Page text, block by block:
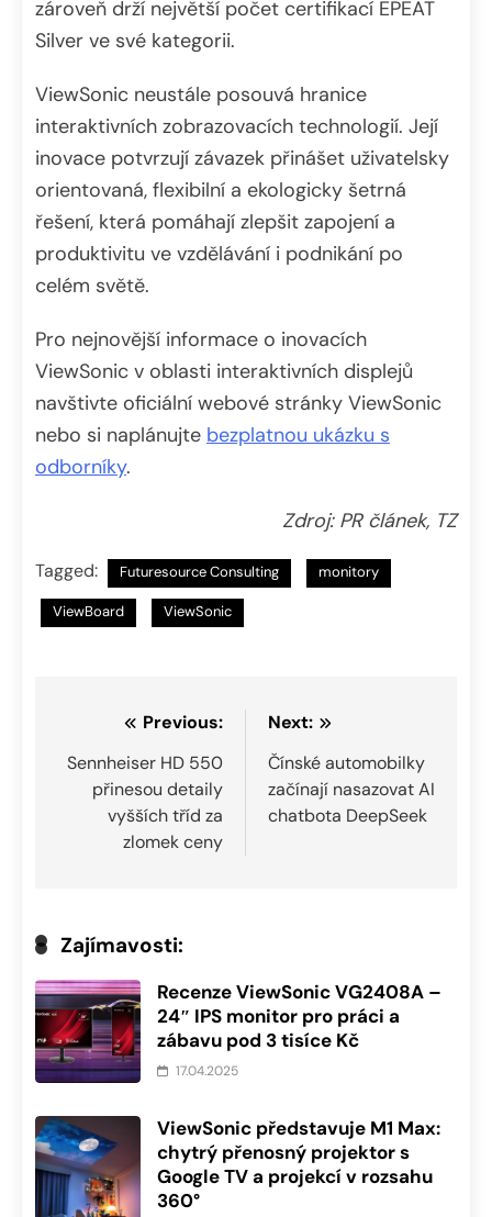
zároveň drží největší počet certifikací EPEAT
Silver ve své kategorii.
ViewSonic neustále posouvá hranice
interaktivních zobrazovacích technologií. Její
inovace potvrzují závazek přinášet uživatelsky
orientovaná, flexibilní a ekologicky šetrná
řešení, která pomáhají zlepšit zapojení a
produktivitu ve vzdělávání i podnikání po
celém světě.
Pro nejnovější informace o inovacích
ViewSonic v oblasti interaktivních displejů
navštivte oficiální webové stránky ViewSonic
nebo si naplánujte bezplatnou ukázku s
odborníky.
Zdroj: PR článek, TZ
Tagged: Futuresource Consulting monitory
ViewBoard ViewSonic
Navigace
pro
příspěvek
Previous:
Sennheiser HD 550
přinesou detaily
vyšších tříd za
zlomek ceny
Next:
Čínské automobilky
začínají nasazovat AI
chatbota DeepSeek
Zajímavosti:
Recenze ViewSonic VG2408A –
24″ IPS monitor pro práci a
zábavu pod 3 tisíce Kč
17.04.2025
ViewSonic představuje M1 Max:
chytrý přenosný projektor s
Google TV a projekcí v rozsahu
360°